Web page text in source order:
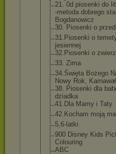
21. 0d piosenki do
-metoda dobrego
Bogdanowicz
30. Piosenki o
31.Piosenki o
jesiennej
32.Piosenki o
33. Zima
34.Święta Bożego
Nowy Rok, Karnawał
38. Piosenki dla
dziadka
41.Dla Mamy i Taty
42.Kocham moją
5,6-latki
900 Disney Kids
Colouring
ABC